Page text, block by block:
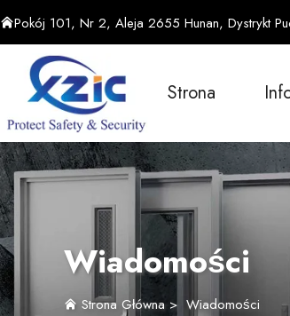
Pokój 101, Nr 2, Aleja 2655 Hunan, Dystrykt
Strona
Główna
Wiadomości
Strona Główna > Wiadomości